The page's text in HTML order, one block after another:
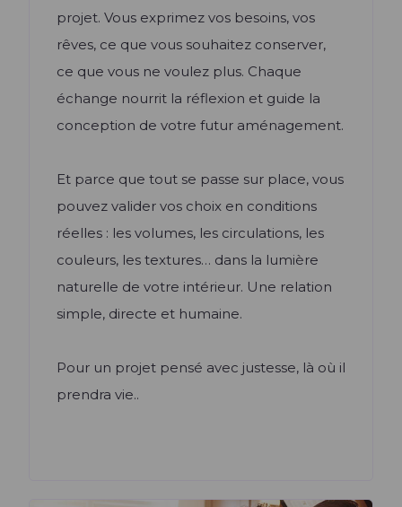
projet. Vous exprimez vos besoins, vos
rêves, ce que vous souhaitez conserver,
ce que vous ne voulez plus. Chaque
échange nourrit la réflexion et guide la
conception de votre futur aménagement.
Et parce que tout se passe sur place, vous
pouvez valider vos choix en conditions
réelles : les volumes, les circulations, les
couleurs, les textures… dans la lumière
naturelle de votre intérieur. Une relation
simple, directe et humaine.
Pour un projet pensé avec justesse, là où il
prendra vie..